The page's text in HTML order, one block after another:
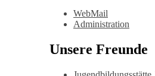
WebMail
Administration
Unsere Freunde